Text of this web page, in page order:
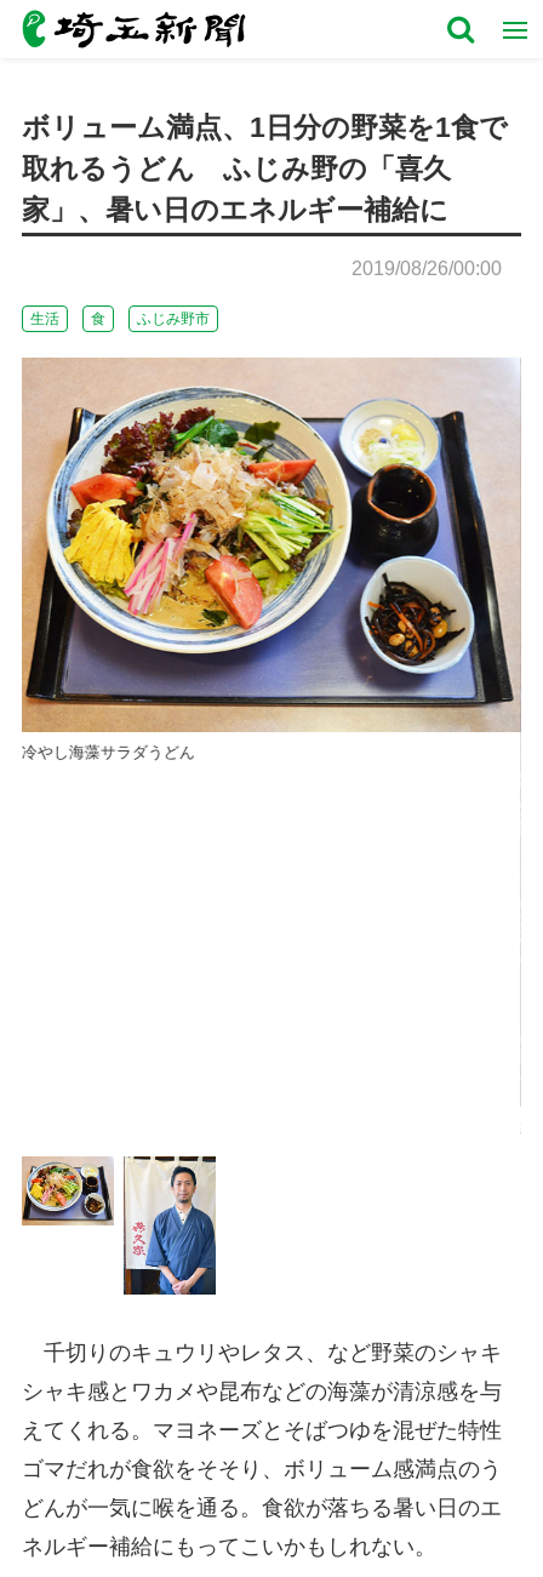
ボリューム満点、1日分の野菜を1食で
取れるうどん ふじみ野の「喜久
家」、暑い日のエネルギー補給に
2019/08/26/00:00
生活 食 ふじみ野市
冷やし海藻サラダうどん
千切りのキュウリやレタス、など野菜のシャキ
シャキ感とワカメや昆布などの海藻が清涼感を与
えてくれる。マヨネーズとそばつゆを混ぜた特性
ゴマだれが食欲をそそり、ボリューム感満点のう
どんが一気に喉を通る。食欲が落ちる暑い日のエ
ネルギー補給にもってこいかもしれない。